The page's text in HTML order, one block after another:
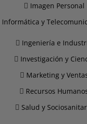
Imagen Personal
Informática y
Ingeniería e
Investigación y
Marketing y
Recursos
Salud y